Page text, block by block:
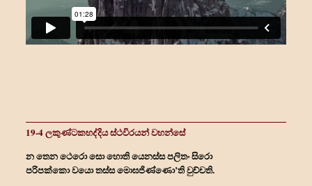
19-4 ලකුණ්ටකභද්දිය ස්ථවිරයන් වහන්සේ
න තෙන ථෙරො සො හොති යෙනස්ස පලිතං සිරො
පරිපක්කො වයො තස්ස මොඝජිණ්ණො’ති වුච්චති.